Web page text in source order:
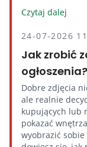
Czytaj dalej
24-07-2026
Jak zrobić
ogłoszenia?
Dobre zdjęcia
ale realnie
kupujących lub
pokazać
wyobrazić